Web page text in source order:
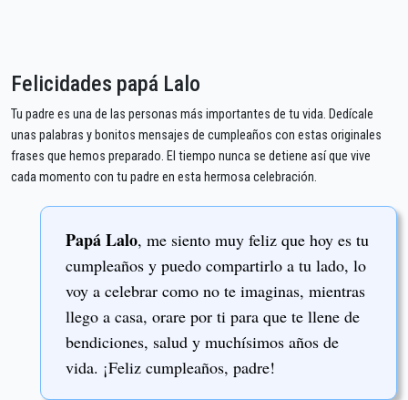
Felicidades papá Lalo
Tu padre es una de las personas más importantes de tu vida. Dedícale
unas palabras y bonitos mensajes de cumpleaños con estas originales
frases que hemos preparado. El tiempo nunca se detiene así que vive
cada momento con tu padre en esta hermosa celebración.
Papá Lalo, me siento muy feliz que hoy es tu
cumpleaños y puedo compartirlo a tu lado, lo
voy a celebrar como no te imaginas, mientras
llego a casa, orare por ti para que te llene de
bendiciones, salud y muchísimos años de
vida. ¡Feliz cumpleaños, padre!